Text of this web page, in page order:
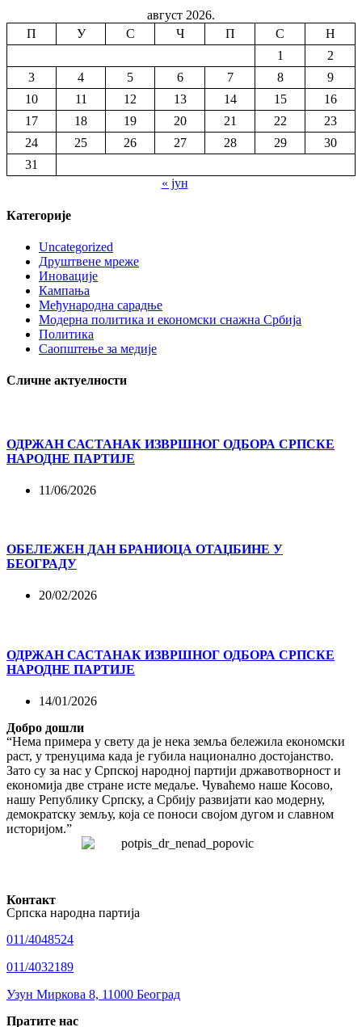
август 2026.
П
У С Ч П С
Н
1
2
3
4 5 6 7 8
9
10
11 12 13 14 15
16
17
18 19 20 21 22
23
24
25 26 27 28 29
30
31
« јун
Категорије
Uncategorized
Друштвене мреже
Иновације
Кампања
Међународна сарадње
Модерна политика и економски снажна Србија
Политика
Саопштење за медије
Сличне актуелности
ОДРЖАН САСТАНАК ИЗВРШНОГ ОДБОРА СРПСКЕ
НАРОДНЕ ПАРТИЈЕ
11/06/2026
ОБЕЛЕЖЕН ДАН БРАНИОЦА ОТАЏБИНЕ У
БЕОГРАДУ
20/02/2026
ОДРЖАН САСТАНАК ИЗВРШНОГ ОДБОРА СРПСКЕ
НАРОДНЕ ПАРТИЈЕ
14/01/2026
Добро дошли
“Нема примера у свету да је нека земља бележила економски
раст, у тренуцима када је губила национално достојанство.
Зато су за нас у Српској народној партији државотворност и
економија две стране исте медаље. Чуваћемо наше Косово,
нашу Републику Српску, а Србију развијати као модерну,
демократску земљу, која се поноси својом дугом и славном
историјом.”
Контакт
Српска народна партија
011/4048524
011/4032189
Узун Миркова 8, 11000 Београд
Пратите нас